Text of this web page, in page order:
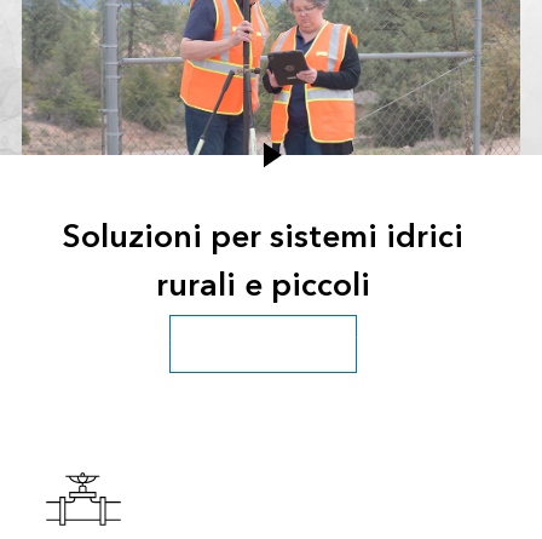
Soluzioni per sistemi idrici
rurali e piccoli
Scopri ulteriori soluzioni